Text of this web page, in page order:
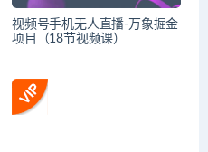
视频号手机无人直播-万象掘金
项目（18节视频课）